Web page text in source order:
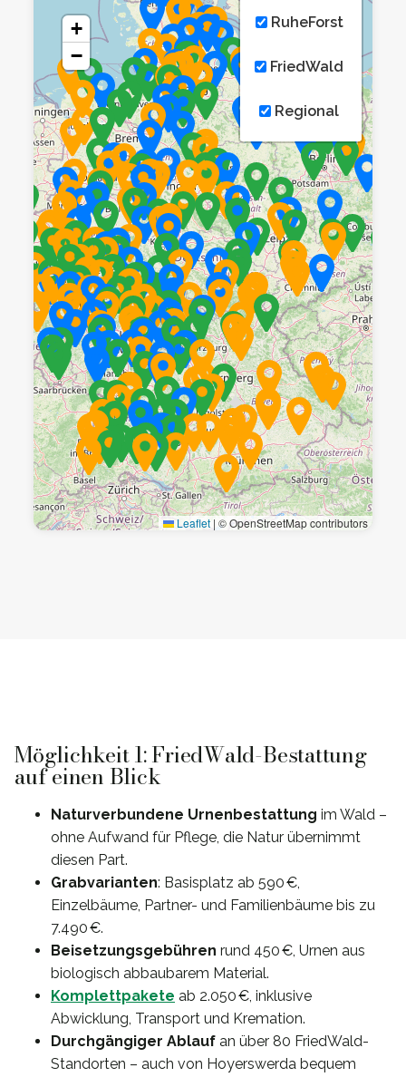
+
−
RuheForst
FriedWald
Regional
Leaflet | © OpenStreetMap contributors
Möglichkeit 1: FriedWald-Bestattung
auf einen Blick
Naturverbundene Urnenbestattung im Wald –
ohne Aufwand für Pflege, die Natur übernimmt
diesen Part.
Grabvarianten: Basisplatz ab 590 €,
Einzelbäume, Partner- und Familienbäume bis zu
7.490 €.
Beisetzungsgebühren rund 450 €, Urnen aus
biologisch abbaubarem Material.
Komplettpakete ab 2.050 €, inklusive
Abwicklung, Transport und Kremation.
Durchgängiger Ablauf an über 80 FriedWald-
Standorten – auch von Hoyerswerda bequem